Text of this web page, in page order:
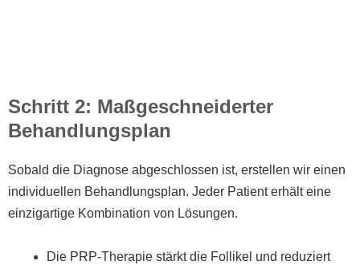
Schritt 2: Maßgeschneiderter
Behandlungsplan
Sobald die Diagnose abgeschlossen ist, erstellen wir einen
individuellen Behandlungsplan. Jeder Patient erhält eine
einzigartige Kombination von Lösungen.
Die PRP-Therapie stärkt die Follikel und reduziert